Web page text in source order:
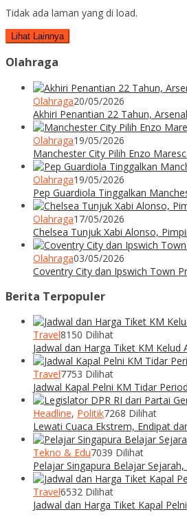
Tidak ada laman yang di load.
Lihat Lainnya
Olahraga
Olahraga20/05/2026
Akhiri Penantian 22 Tahun,
Olahraga19/05/2026
Manchester City Pilih Enzo
Olahraga19/05/2026
Pep Guardiola Tinggalkan
Olahraga17/05/2026
Chelsea Tunjuk Xabi Alonso,
Olahraga03/05/2026
Coventry City dan Ipswich Town
Berita Terpopuler
Travel8150 Dilihat
Jadwal dan Harga Tiket KM Kelud
Travel7753 Dilihat
Jadwal Kapal Pelni KM Tidar
Headline, Politik7268 Dilihat
Lewati Cuaca Ekstrem, Endipat
Tekno & Edu7039 Dilihat
Pelajar Singapura Belajar
Travel6532 Dilihat
Jadwal dan Harga Tiket Kapal